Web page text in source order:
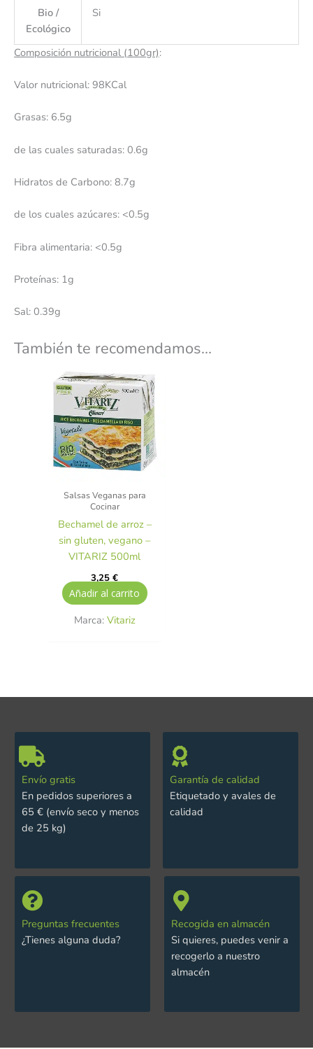
Bio /
Ecológico
Si
Composición nutricional (100gr):
Valor nutricional: 98KCal
Grasas: 6.5g
de las cuales saturadas: 0.6g
Hidratos de Carbono: 8.7g
de los cuales azúcares: <0.5g
Fibra alimentaria: <0.5g
Proteínas: 1g
Sal: 0.39g
También te recomendamos…
Salsas Veganas para
Cocinar
Bechamel de arroz –
sin gluten, vegano –
VITARIZ 500ml
3,25€
Añadir al carrito
Marca: Vitariz
Envío gratis
En pedidos superiores a
65 € (envío seco y menos
de 25 kg)
Garantía de calidad
Etiquetado y avales de
calidad
Preguntas frecuentes
¿Tienes alguna duda?
Recogida en almacén
Si quieres, puedes venir a
recogerlo a nuestro
almacén